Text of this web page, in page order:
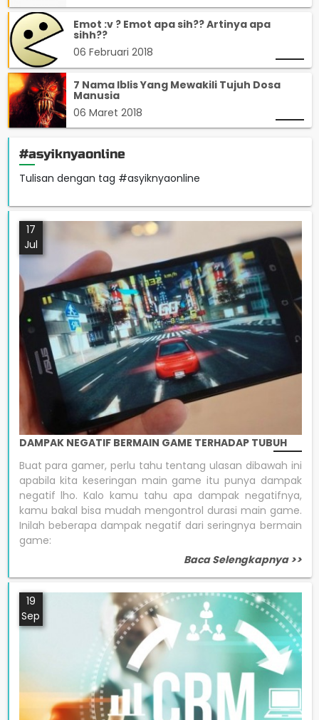
Emot :v ? Emot apa sih?? Artinya apa
sihh??
06 Februari 2018
7 Nama Iblis Yang Mewakili Tujuh Dosa
Manusia
06 Maret 2018
#asyiknyaonline
Tulisan dengan tag #asyiknyaonline
17
Jul
DAMPAK NEGATIF BERMAIN GAME TERHADAP TUBUH
Buat para gamer, perlu tahu tentang ulasan dibawah ini
apabila kita keseringan main game itu punya dampak
negatif lho. Kalo kamu tahu apa dampak negatifnya,
kamu bakal bisa mudah mengontrol durasi main game.
Inilah beberapa dampak negatif dari seringnya bermain
game:
Baca Selengkapnya >>
19
Sep